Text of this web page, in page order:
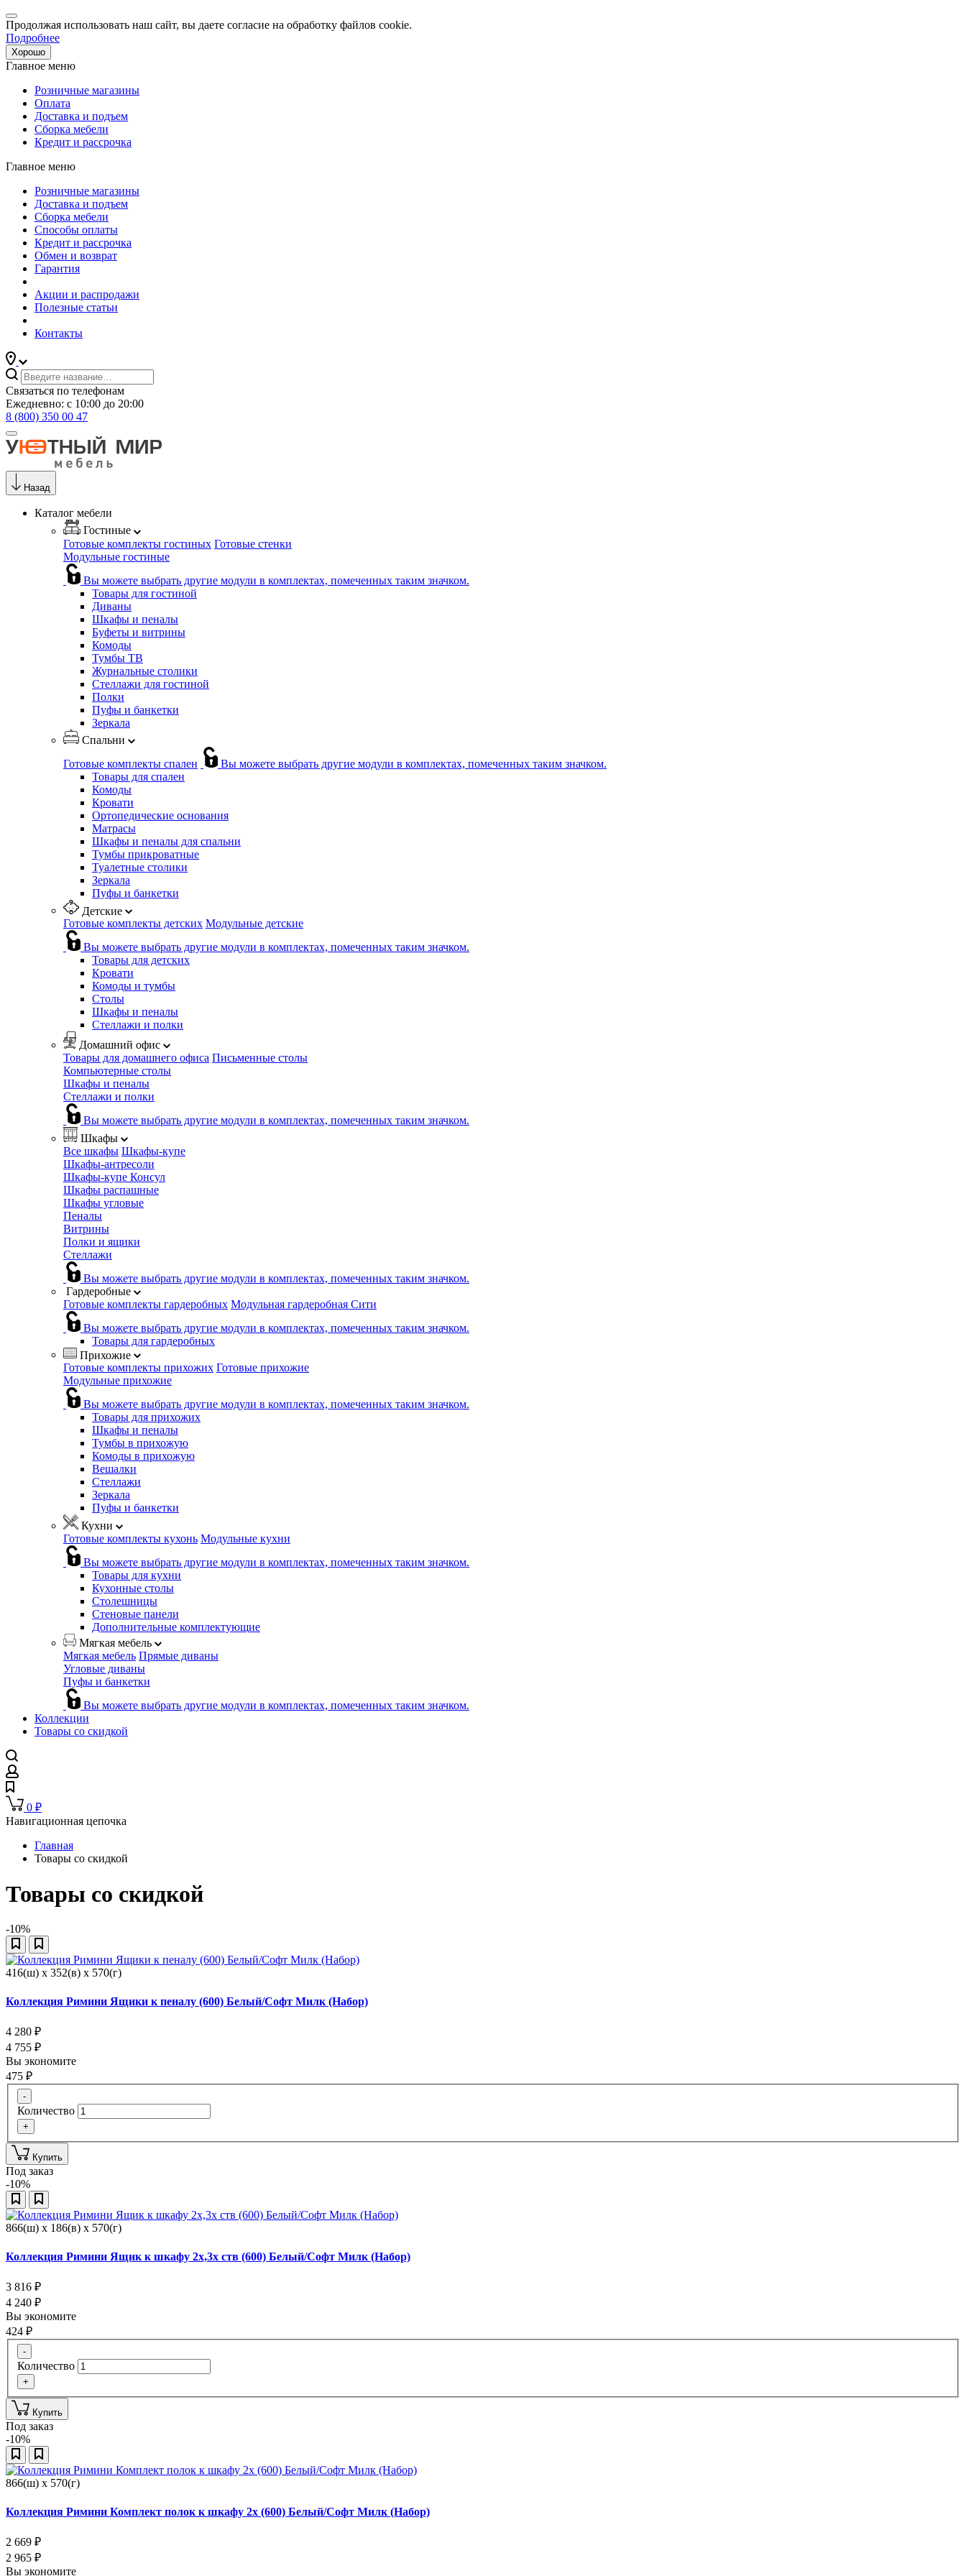
Продолжая использовать наш сайт, вы даете согласие на обработку файлов cookie.
Подробнее
Хорошо
Главное меню
Розничные магазины
Оплата
Доставка и подъем
Сборка мебели
Кредит и рассрочка
Главное меню
Розничные магазины
Доставка и подъем
Сборка мебели
Способы оплаты
Кредит и рассрочка
Обмен и возврат
Гарантия
Акции и распродажи
Полезные статьи
Контакты
Связаться по телефонам
Ежедневно: с 10:00 до 20:00
8 (800) 350 00 47
Назад
Каталог мебели
Гостиные
Готовые комплекты гостиных Готовые стенки
Модульные гостиные
Вы можете выбрать другие модули в комплектах, помеченных таким значком.
Товары для гостиной
Диваны
Шкафы и пеналы
Буфеты и витрины
Комоды
Тумбы ТВ
Журнальные столики
Стеллажи для гостиной
Полки
Пуфы и банкетки
Зеркала
Спальни
Готовые комплекты спален
Вы можете выбрать другие модули в комплектах, помеченных таким значком.
Товары для спален
Комоды
Кровати
Ортопедические основания
Матрасы
Шкафы и пеналы для спальни
Тумбы прикроватные
Туалетные столики
Зеркала
Пуфы и банкетки
Детские
Готовые комплекты детских Модульные детские
Вы можете выбрать другие модули в комплектах, помеченных таким значком.
Товары для детских
Кровати
Комоды и тумбы
Столы
Шкафы и пеналы
Стеллажи и полки
Домашний офис
Товары для домашнего офиса Письменные столы
Компьютерные столы
Шкафы и пеналы
Стеллажи и полки
Вы можете выбрать другие модули в комплектах, помеченных таким значком.
Шкафы
Все шкафы Шкафы-купе
Шкафы-антресоли
Шкафы-купе Консул
Шкафы распашные
Шкафы угловые
Пеналы
Витрины
Полки и ящики
Стеллажи
Вы можете выбрать другие модули в комплектах, помеченных таким значком.
Гардеробные
Готовые комплекты гардеробных Модульная гардеробная Сити
Вы можете выбрать другие модули в комплектах, помеченных таким значком.
Товары для гардеробных
Прихожие
Готовые комплекты прихожих Готовые прихожие
Модульные прихожие
Вы можете выбрать другие модули в комплектах, помеченных таким значком.
Товары для прихожих
Шкафы и пеналы
Тумбы в прихожую
Комоды в прихожую
Вешалки
Стеллажи
Зеркала
Пуфы и банкетки
Кухни
Готовые комплекты кухонь Модульные кухни
Вы можете выбрать другие модули в комплектах, помеченных таким значком.
Товары для кухни
Кухонные столы
Столешницы
Стеновые панели
Дополнительные комплектующие
Мягкая мебель
Мягкая мебель Прямые диваны
Угловые диваны
Пуфы и банкетки
Вы можете выбрать другие модули в комплектах, помеченных таким значком.
Коллекции
Товары со скидкой
0 ₽
Навигационная цепочка
Главная
Товары со скидкой
Товары со скидкой
-10%
416(ш) x 352(в) x 570(г)
Коллекция Римини Ящики к пеналу (600) Белый/Софт Милк (Набор)
4 280 ₽
4 755 ₽
Вы экономите
475 ₽
-
Количество
+
Купить
Под заказ
-10%
866(ш) x 186(в) x 570(г)
Коллекция Римини Ящик к шкафу 2х,3х ств (600) Белый/Софт Милк (Набор)
3 816 ₽
4 240 ₽
Вы экономите
424 ₽
-
Количество
+
Купить
Под заказ
-10%
866(ш) x 570(г)
Коллекция Римини Комплект полок к шкафу 2х (600) Белый/Софт Милк (Набор)
2 669 ₽
2 965 ₽
Вы экономите